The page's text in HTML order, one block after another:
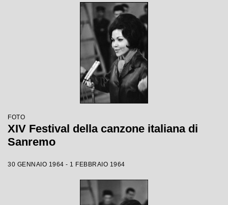
FOTO
XIV Festival della canzone italiana di
Sanremo
30 GENNAIO 1964 - 1 FEBBRAIO 1964